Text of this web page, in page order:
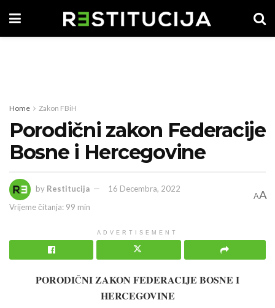
Home Zakon FBiH
Porodični zakon Federacije
Bosne i Hercegovine
by Restitucija
16 Decembra, 2022
Vrijeme čitanja: 99 min
AA
ADVERTISEMENT
PORODIČNI ZAKON FEDERACIJE BOSNE I
HERCEGOVINE